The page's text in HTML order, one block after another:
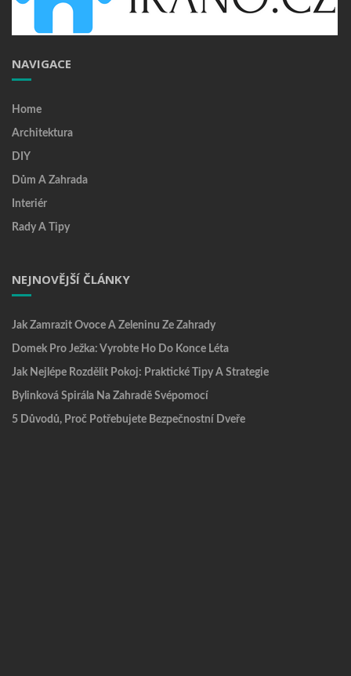
NAVIGACE
Home
Architektura
DIY
Dům A Zahrada
Interiér
Rady A Tipy
NEJNOVĚJŠÍ ČLÁNKY
Jak Zamrazit Ovoce A Zeleninu Ze Zahrady
Domek Pro Ježka: Vyrobte Ho Do Konce Léta
Jak Nejlépe Rozdělit Pokoj: Praktické Tipy A Strategie
Bylinková Spirála Na Zahradě Svépomocí
5 Důvodů, Proč Potřebujete Bezpečnostní Dveře